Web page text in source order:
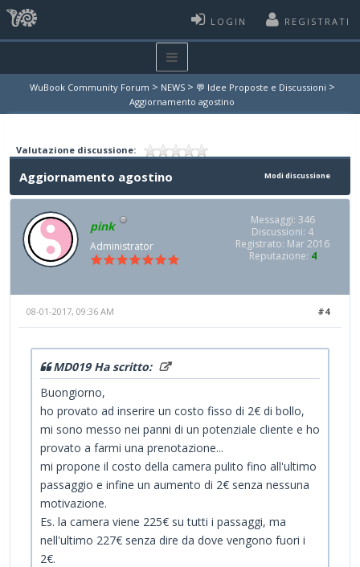
LOGIN REGISTRATI
WuBook Community Forum > NEWS > 💬 Idee Proposte e Discussioni >
Aggiornamento agostino
Valutazione discussione:
Modi discussione
Aggiornamento agostino
pink
Administrator
Messaggi: 346
Discussioni: 4
Registrato: Mar 2016
Reputazione: 4
#4
08-01-2017, 09:36 AM
MD019 Ha scritto:
Buongiorno,
ho provato ad inserire un costo fisso di 2€ di bollo,
mi sono messo nei panni di un potenziale cliente e ho
provato a farmi una prenotazione...
mi propone il costo della camera pulito fino all'ultimo
passaggio e infine un aumento di 2€ senza nessuna
motivazione.
Es. la camera viene 225€ su tutti i passaggi, ma
nell'ultimo 227€ senza dire da dove vengono fuori i
2€.